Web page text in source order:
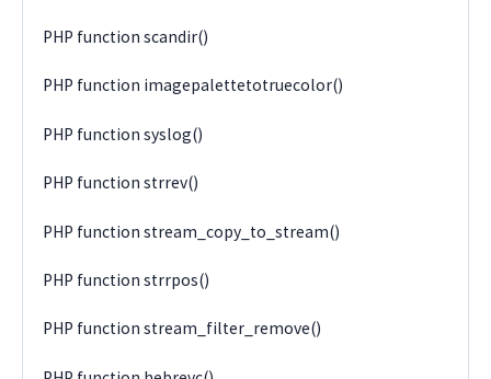
PHP function scandir()
PHP function imagepalettetotruecolor()
PHP function syslog()
PHP function strrev()
PHP function stream_copy_to_stream()
PHP function strrpos()
PHP function stream_filter_remove()